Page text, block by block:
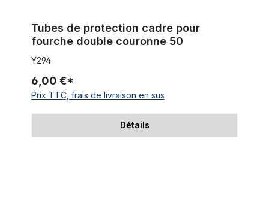
Tubes de protection cadre pour
fourche double couronne 50
Y294
6,00 €*
Prix TTC, frais de livraison en sus
Détails